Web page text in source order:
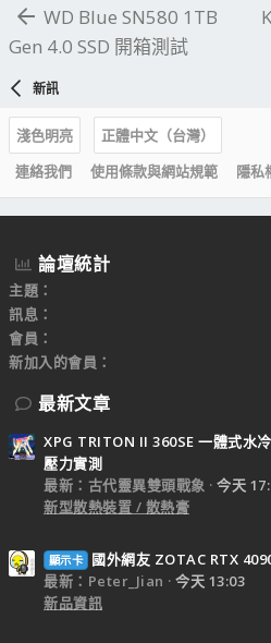
WD Blue SN580 1TB
Gen 4.0 SSD 開箱測試
新訊
淺色明亮
正體中文（台灣）
連絡我們
使用條款與網站規範 隱私
論壇統計
主題
訊息
會員
新加入的會員
最新文章
XPG TRITON II 360SE 一體式水
壓力實測
最新：古代靈異雙頭戰象
今天
新型散熱裝置 / 散熱膏
顯示卡
國外網友 ZOTAC RTX
最新：Peter_Jian
今天 13:03
新品資訊